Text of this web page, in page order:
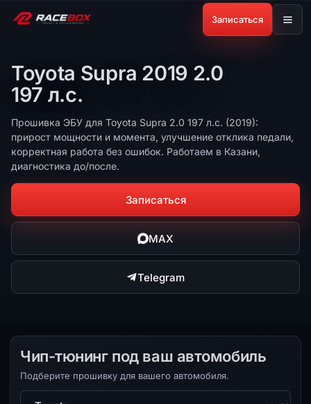
Записаться
Toyota Supra 2019 2.0
197 л.с.
Прошивка ЭБУ для Toyota Supra 2.0 197 л.с. (2019):
прирост мощности и момента, улучшение отклика педали,
корректная работа без ошибок. Работаем в Казани,
диагностика до/после.
Записаться
MAX
Telegram
Чип-тюнинг под ваш автомобиль
Подберите прошивку для вашего автомобиля.
Марка